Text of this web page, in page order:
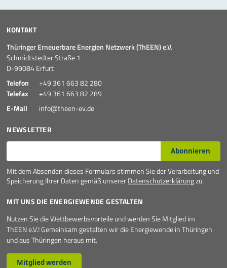
KONTAKT
Thüringer Erneuerbare Energien Netzwerk (ThEEN) e.V.
Schmidtstedter Straße 1
D-99084 Erfurt
Telefon
+49 361 663 82 280
Telefax
+49 361 663 82 289
E-Mail
info@theen-ev.de
NEWSLETTER
E-Mail* Abonnieren
Mit dem Absenden dieses Formulars stimmen Sie der Verarbeitung und
Speicherung Ihrer Daten gemäß unsererDatenschutzerklärungzu.
MIT UNS DIE ENERGIEWENDE GESTALTEN
Nutzen Sie die Wettbewerbsvorteile und werden Sie Mitglied im
ThEEN e.V.! Gemeinsam gestalten wir die Energiewende in Thüringen
und aus Thüringen heraus mit.
Mitglied werden